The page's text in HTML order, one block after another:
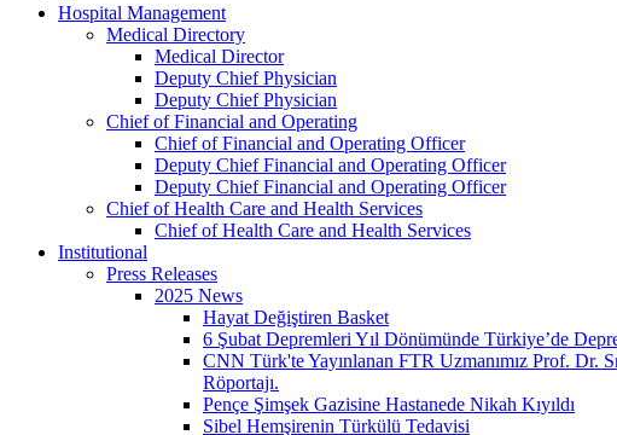
Hospital Management
Medical Directory
Medical Director
Deputy Chief Physician
Deputy Chief Physician
Chief of Financial and Operating
Chief of Financial and Operating Officer
Deputy Chief Financial and Operating Officer
Deputy Chief Financial and Operating Officer
Chief of Health Care and Health Services
Chief of Health Care and Health Services
Institutional
Press Releases
2025 News
Hayat Değiştiren Basket
6 Şubat Depremleri Yıl Dönümünde Türkiye’de
CNN Türk'te Yayınlanan FTR Uzmanımız Prof. Dr.
Röportajı.
Pençe Şimşek Gazisine Hastanede Nikah Kıyıldı
Sibel Hemşirenin Türkülü Tedavisi